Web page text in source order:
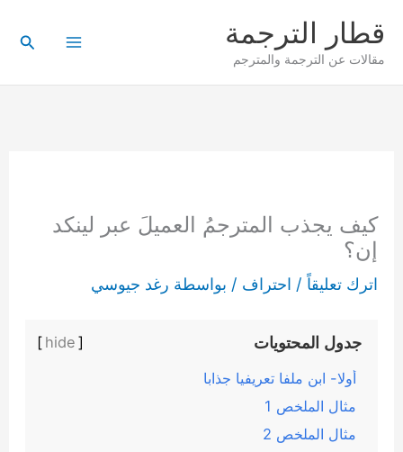
إلى
المحتوى
قطار الترجمة
مقالات عن الترجمة والمترجم
كيف يجذب المترجمُ العميلَ عبر لينكد
إن؟
اترك تعليقاً / احتراف / بواسطة رغد جيوسي
جدول المحتويات [
hide
]
أولا- ابنِ ملفا تعريفيا جذابا
مثال الملخص 1
مثال الملخص 2